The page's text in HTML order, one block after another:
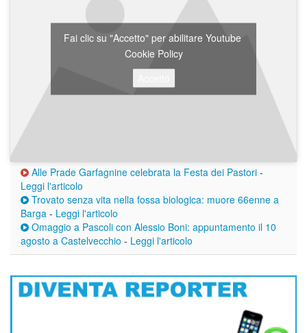
Fai clic su "Accetto" per abilitare Youtube
Cookie Policy
Alle Prade Garfagnine celebrata la Festa dei Pastori -
Leggi l'articolo
Trovato senza vita nella fossa biologica: muore 66enne a
Barga - Leggi l'articolo
Omaggio a Pascoli con Alessio Boni: appuntamento il 10
agosto a Castelvecchio - Leggi l'articolo